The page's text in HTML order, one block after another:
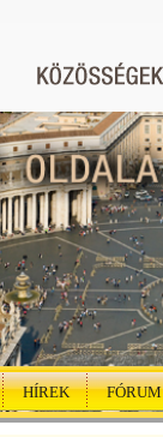
HÍREK FÓRUM